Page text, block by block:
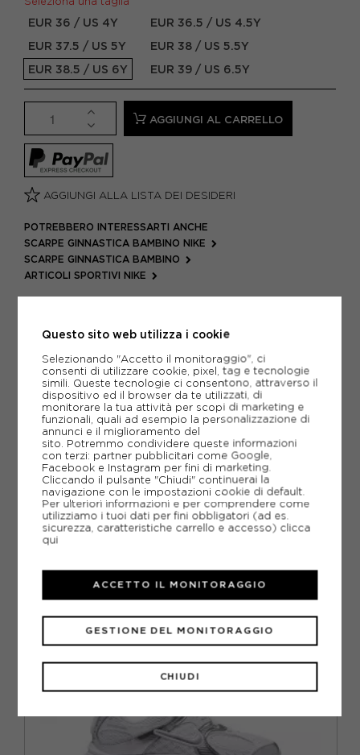
EUR 36 / US 4Y
EUR 36.5 / US 4.5Y
EUR 37.5 / US 5Y
EUR 38 / US 5.5Y
EUR 38.5 / US 6Y
EUR 39 / US 6.5Y
AGGIUNGI AL CARRELLO
AGGIUNGI ALLA LISTA DEI DESIDERI
POTREBBERO INTERESSARTI ANCHE
SCARPE GINNASTICA BAMBINO NIKE
SCARPE GINNASTICA BAMBINO
ARTICOLI SPORTIVI NIKE
PIÙ INFORMAZIONI
SCHEDA TECNICA
GUIDA ALLE TAGLIE
DOMANDE FREQUENTI
Come ordinare la taglia giusta?
CONSIGLIATI DA NOI
Questo sito web utilizza i cookie
Selezionando "Accetto il monitoraggio", ci
consenti di utilizzare cookie, pixel, tag e tecnologie
simili. Queste tecnologie ci consentono, attraverso il
dispositivo ed il browser da te utilizzati, di
monitorare la tua attività per scopi di marketing e
funzionali, quali ad esempio la personalizzazione di
annunci e il miglioramento del
sito. Potremmo condividere queste informazioni
con terzi: partner pubblicitari come Google,
Facebook e Instagram per fini di marketing.
Cliccando il pulsante "Chiudi" continuerai la
navigazione con le impostazioni cookie di default.
Per ulteriori informazioni e per comprendere come
utilizziamo i tuoi dati per fini obbligatori (ad es.
sicurezza, caratteristiche carrello e accesso) clicca
qui
CHIUDI
GESTIONE DEL MONITORAGGIO
ACCETTO IL MONITORAGGIO